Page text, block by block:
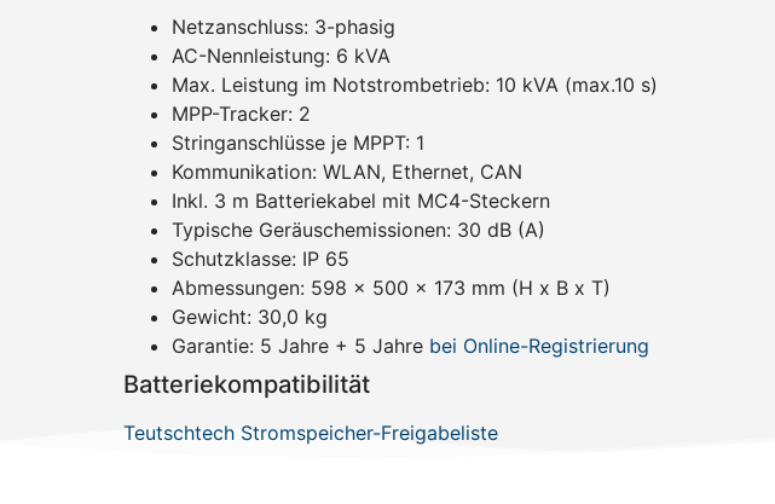
Netzanschluss: 3-phasig
AC-Nennleistung: 6 kVA
Max. Leistung im Notstrombetrieb: 10 kVA (max.10 s)
MPP-Tracker: 2
Stringanschlüsse je MPPT: 1
Kommunikation: WLAN, Ethernet, CAN
Inkl. 3 m Batteriekabel mit MC4-Steckern
Typische Geräuschemissionen: 30 dB (A)
Schutzklasse: IP 65
Abmessungen: 598 x 500 x 173 mm (H x B x T)
Gewicht: 30,0 kg
Garantie: 5 Jahre + 5 Jahre bei Online-Registrierung
Batteriekompatibilität
Teutschtech Stromspeicher-Freigabeliste